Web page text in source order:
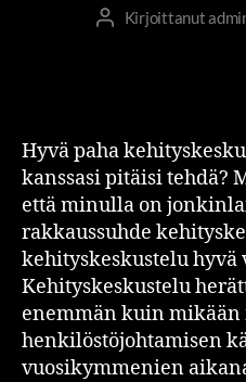
Kirjoittanut
Hyvä paha
kanssasi pitäisi tehdä?
että minulla on
rakkaussuhde
kehityskeskustelu hyvä
Kehityskeskustelu
enemmän kuin mikään
henkilöstöjohtamisen
vuosikymmenien